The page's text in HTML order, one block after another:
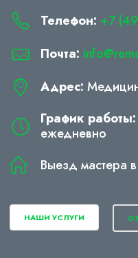
Телефон: +7
Почта:
Адрес:
График работы:
ежедневно
Выезд мастера
НАШИ УСЛУГИ